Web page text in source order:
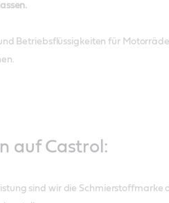
Betriebsflüssigkeiten für
auf Castrol:
sind wir die Schmierstoffmarke